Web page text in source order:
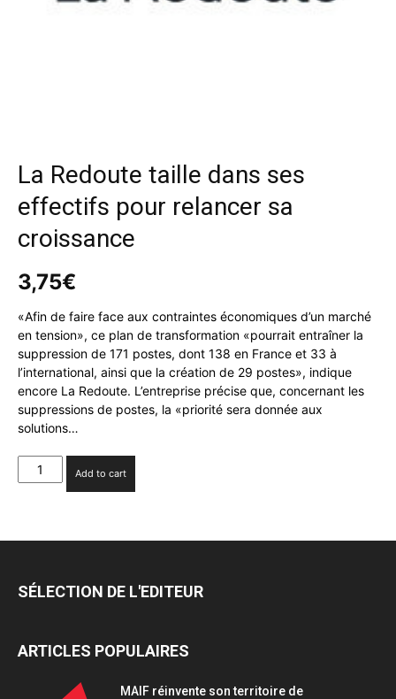
La Redoute taille dans ses
effectifs pour relancer sa
croissance
3,75€
«Afin de faire face aux contraintes économiques d’un marché
en tension», ce plan de transformation «pourrait entraîner la
suppression de 171 postes, dont 138 en France et 33 à
l’international, ainsi que la création de 29 postes», indique
encore La Redoute. L’entreprise précise que, concernant les
suppressions de postes, la «priorité sera donnée aux
solutions…
Redoute
ses
relancer
quantity
Add to cart
SÉLECTION DE L'EDITEUR
ARTICLES POPULAIRES
MAIF réinvente son territoire de